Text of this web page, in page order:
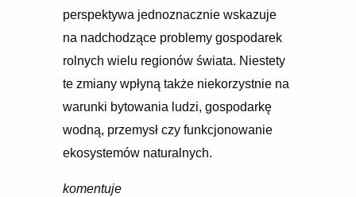
perspektywa jednoznacznie wskazuje
na nadchodzące problemy gospodarek
rolnych wielu regionów świata. Niestety
te zmiany wpłyną także niekorzystnie na
warunki bytowania ludzi, gospodarkę
wodną, przemysł czy funkcjonowanie
ekosystemów naturalnych.
komentuje